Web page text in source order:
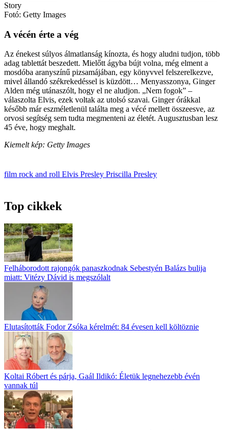
Story
Fotó: Getty Images
A vécén érte a vég
Az énekest súlyos álmatlanság kínozta, és hogy aludni tudjon, több
adag tablettát beszedett. Mielőtt ágyba bújt volna, még elment a
mosdóba aranyszínű pizsamájában, egy könyvvel felszerelkezve,
mivel állandó székrekedéssel is küzdött… Menyasszonya, Ginger
Alden még utánaszólt, hogy el ne aludjon. „Nem fogok” –
válaszolta Elvis, ezek voltak az utolsó szavai. Ginger órákkal
később már eszméletlenül találta meg a vécé mellett összeesve, az
orvosi segítség sem tudta megmenteni az életét. Augusztusban lesz
45 éve, hogy meghalt.
Kiemelt kép: Getty Images
film rock and roll Elvis Presley Priscilla Presley
Top cikkek
Felháborodott rajongók panaszkodnak Sebestyén Balázs bulija
miatt: Vitézy Dávid is megszólalt
Elutasították Fodor Zsóka kérelmét: 84 évesen kell költöznie
Koltai Róbert és párja, Gaál Ildikó: Életük legnehezebb évén
vannak túl